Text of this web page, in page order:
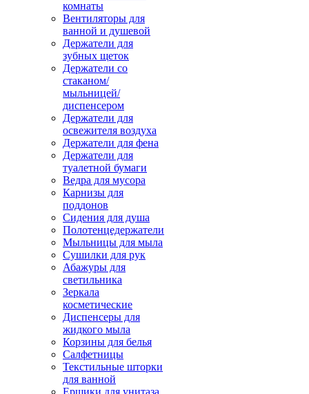
комнаты
Вентиляторы для
ванной и душевой
Держатели для
зубных щеток
Держатели со
стаканом/
мыльницей/
диспенсером
Держатели для
освежителя воздуха
Держатели для фена
Держатели для
туалетной бумаги
Ведра для мусора
Карнизы для
поддонов
Сидения для душа
Полотенцедержатели
Мыльницы для мыла
Сушилки для рук
Абажуры для
светильника
Зеркала
косметические
Диспенсеры для
жидкого мыла
Корзины для белья
Салфетницы
Текстильные шторки
для ванной
Ершики для унитаза